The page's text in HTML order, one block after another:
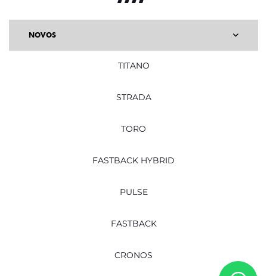
NOVOS
TITANO
STRADA
TORO
FASTBACK HYBRID
PULSE
FASTBACK
CRONOS